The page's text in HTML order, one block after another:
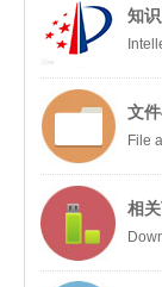
知
文
File
相